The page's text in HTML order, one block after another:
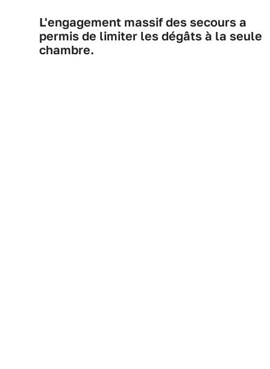
L'engagement massif des secours a
permis de limiter les dégâts à la seule
chambre.